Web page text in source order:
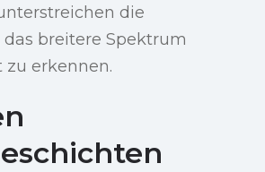
die
breitere Spektrum
zu erkennen.